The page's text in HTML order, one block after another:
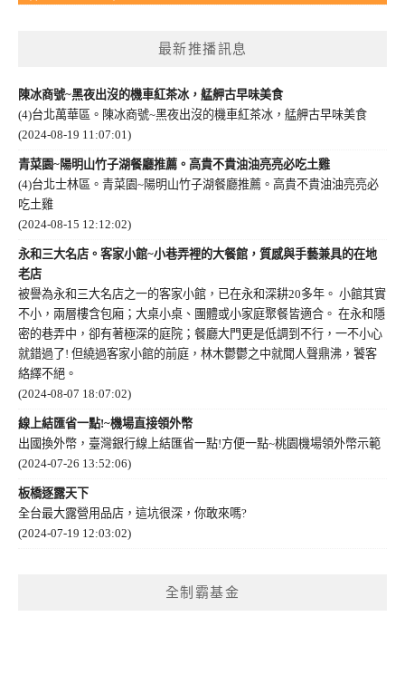
最新推播訊息
陳冰商號~黑夜出沒的機車紅茶冰，艋舺古早味美食
(4)台北萬華區。陳冰商號~黑夜出沒的機車紅茶冰，艋舺古早味美食
(2024-08-19 11:07:01)
青菜園~陽明山竹子湖餐廳推薦。高貴不貴油油亮亮必吃土雞
(4)台北士林區。青菜園~陽明山竹子湖餐廳推薦。高貴不貴油油亮亮必
吃土雞
(2024-08-15 12:12:02)
永和三大名店。客家小館~小巷弄裡的大餐館，質感與手藝兼具的在地
老店
被譽為永和三大名店之一的客家小館，已在永和深耕20多年。 小館其實
不小，兩層樓含包廂；大桌小桌、團體或小家庭聚餐皆適合。 在永和隱
密的巷弄中，卻有著極深的庭院；餐廳大門更是低調到不行，一不小心
就錯過了! 但繞過客家小館的前庭，林木鬱鬱之中就聞人聲鼎沸，饕客
絡繹不絕。
(2024-08-07 18:07:02)
線上結匯省一點!~機場直接領外幣
出國換外幣，臺灣銀行線上結匯省一點!方便一點~桃園機場領外幣示範
(2024-07-26 13:52:06)
板橋逐露天下
全台最大露營用品店，這坑很深，你敢來嗎?
(2024-07-19 12:03:02)
全制霸基金